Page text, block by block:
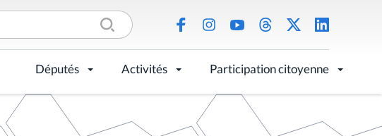
Députés Activités Participation citoyenne